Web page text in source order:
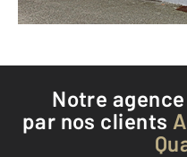
Notre
par nos clients